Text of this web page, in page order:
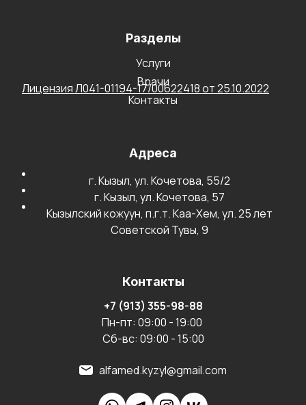
Разделы
Услуги
Врачи
Контакты
Адреса
г. Кызыл, ул. Кочетова, 55/2
г. Кызыл, ул. Кочетова, 57
Кызылский кожуун, п.г.т. Каа-Хем, ул. 25 лет
Советской Тувы, 9
Контакты
+7 (913) 355-98-88
Пн-пт: 09:00 - 19:00
Сб-вс: 09:00 - 15:00
alfamed.kyzyl@gmail.com
Лицензия Л041-01194-17/00622418 от 25.10.2022